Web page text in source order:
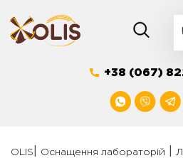
to
content
+38 (067)
OLIS Оснащення лабораторій